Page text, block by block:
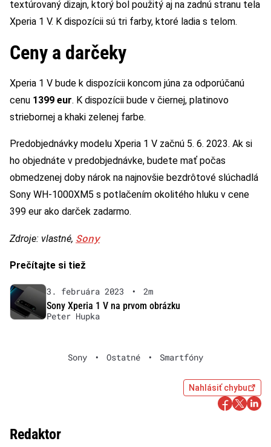
textúrovaný dizajn, ktorý bol použitý aj na zadnú stranu tela
Xperia 1 V. K dispozícii sú tri farby, ktoré ladia s telom.
Ceny a darčeky
Xperia 1 V bude k dispozícii koncom júna za odporúčanú
cenu 1399 eur. K dispozícii bude v čiernej, platinovo
striebornej a khaki zelenej farbe.
Predobjednávky modelu Xperia 1 V začnú 5. 6. 2023. Ak si
ho objednáte v predobjednávke, budete mať počas
obmedzenej doby nárok na najnovšie bezdrôtové slúchadlá
Sony WH-1000XM5 s potlačením okolitého hluku v cene
399 eur ako darček zadarmo.
Zdroje: vlastné, Sony
Prečítajte si tiež
3. februára 2023 •
2m
Sony Xperia 1 V na prvom obrázku
Peter Hupka
Sony • Ostatné • Smartfóny
Nahlásiť chybu
Redaktor